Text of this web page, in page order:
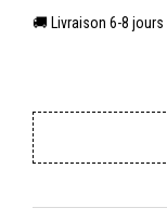
🚚 Livraison 6-8 jours